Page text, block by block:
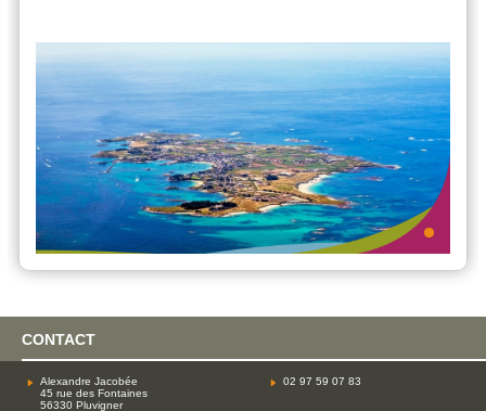
CONTACT
Alexandre Jacobée
45 rue des Fontaines
56330 Pluvigner
02 97 59 07 83